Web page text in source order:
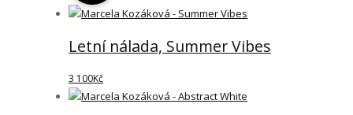
Letní nálada, Summer Vibes
3 100Kč